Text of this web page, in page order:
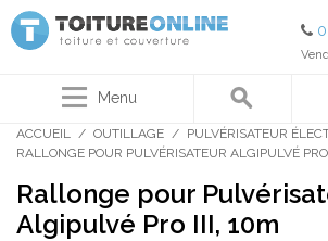
Menu
ACCUEIL / OUTILLAGE / PULVÉRISATEUR
RALLONGE POUR PULVÉRISATEUR ALGIPULVÉ
Rallonge pour
Algipulvé Pro III, 10m